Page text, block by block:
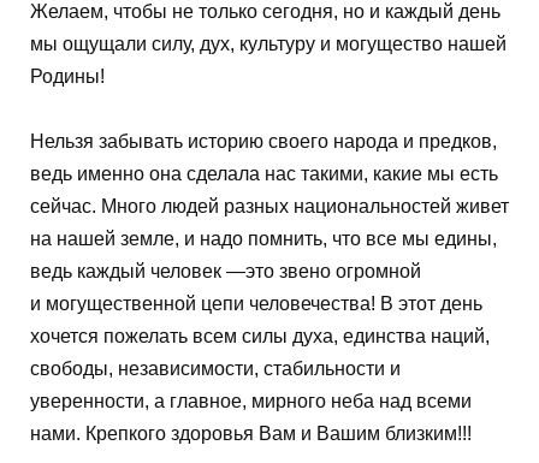
Желаем, чтобы не только сегодня, но и каждый день
мы ощущали силу, дух, культуру и могущество нашей
Родины!
Нельзя забывать историю своего народа и предков,
ведь именно она сделала нас такими, какие мы есть
сейчас. Много людей разных национальностей живет
на нашей земле, и надо помнить, что все мы едины,
ведь каждый человек —это звено огромной
и могущественной цепи человечества! В этот день
хочется пожелать всем силы духа, единства наций,
свободы, независимости, стабильности и
уверенности, а главное, мирного неба над всеми
нами. Крепкого здоровья Вам и Вашим близким!!!